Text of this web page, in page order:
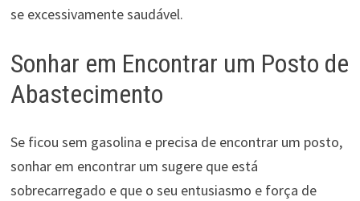
se excessivamente saudável.
Sonhar em Encontrar um Posto de
Abastecimento
Se ficou sem gasolina e precisa de encontrar um posto,
sonhar em encontrar um sugere que está
sobrecarregado e que o seu entusiasmo e força de